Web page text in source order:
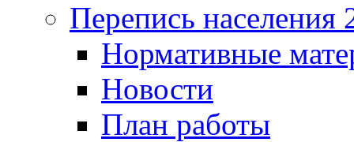
Перепись населения
Нормативные
Новости
План работы